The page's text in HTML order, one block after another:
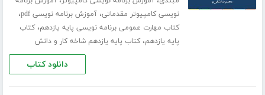
نویسی کامپیوتر مقدماتی،آموزش برنامه نویسی pdf ،
کتاب مهارت عمومی برنامه نویسی پایه یازدهم،کتاب
پایه یازدهم،کتاب پایه یازدهم شاخه کار و دانش
دانلود کتاب